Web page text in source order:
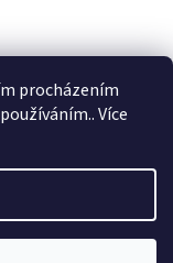
procházením
Více
. Všechna práva